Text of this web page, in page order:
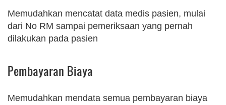
Memudahkan mencatat data medis pasien, mulai
dari No RM sampai pemeriksaan yang pernah
dilakukan pada pasien
Pembayaran Biaya
Memudahkan mendata semua pembayaran biaya